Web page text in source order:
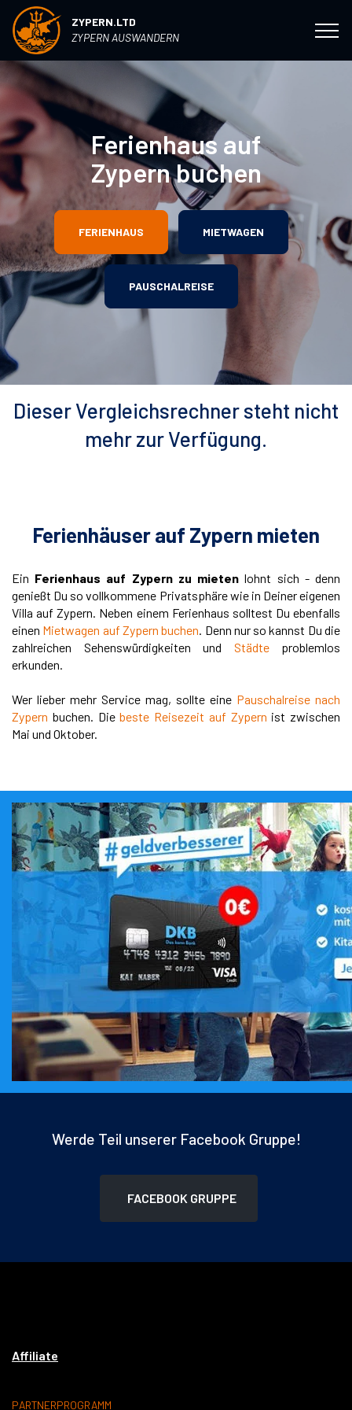
ZYPERN.LTD
ZYPERN AUSWANDERN
Ferienhaus auf
Zypern buchen
FERIENHAUS MIETWAGEN
PAUSCHALREISE
Dieser Vergleichsrechner steht nicht
mehr zur Verfügung.
Ferienhäuser auf Zypern mieten
Ein Ferienhaus auf Zypern zu mieten lohnt sich - denn
genießt Du so vollkommene Privatsphäre wie in Deiner eigenen
Villa auf Zypern. Neben einem Ferienhaus solltest Du ebenfalls
einen Mietwagen auf Zypern buchen . Denn nur so kannst Du die
zahlreichen Sehenswürdigkeiten und Städteproblemlos
erkunden.
Wer lieber mehr Service mag, sollte eine Pauschalreise nach
Zypern buchen. Diebeste Reisezeit auf Zypern ist zwischen
Mai und Oktober.
Werde Teil unserer Facebook Gruppe!
FACEBOOK GRUPPE
Affiliate
PARTNERPROGRAMM